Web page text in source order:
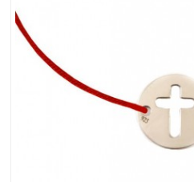
SETURI BRATARI
COLECTII BRATARI